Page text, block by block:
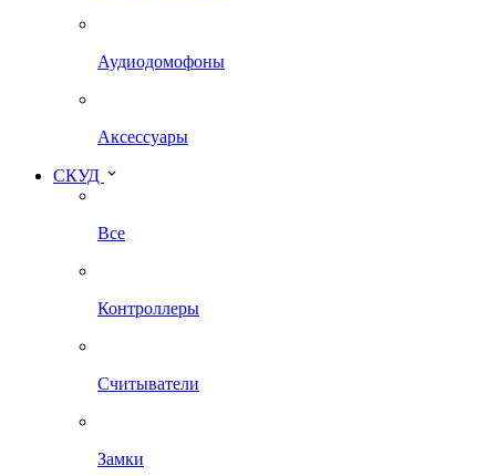
Аудиодомофоны
Аксессуары
СКУД
Все
Контроллеры
Считыватели
Замки